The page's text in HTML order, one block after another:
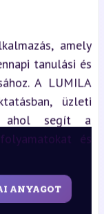
amely
tanulási és
A LUMILA
üzleti
ahol segít a
és
ANYAGOT